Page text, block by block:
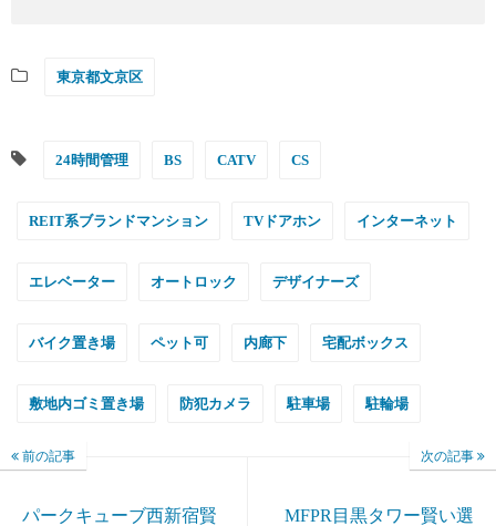
東京都文京区
24時間管理 BS CATV CS
REIT系ブランドマンション TVドアホン インターネット
エレベーター オートロック デザイナーズ
バイク置き場 ペット可 内廊下 宅配ボックス
敷地内ゴミ置き場 防犯カメラ 駐車場 駐輪場
前の記事
パークキューブ西新宿賢
次の記事
MFPR目黒タワー賢い選